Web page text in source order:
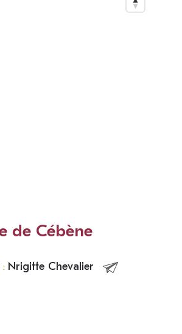
de Cébène
: Nrigitte Chevalier